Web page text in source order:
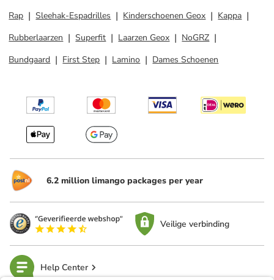
Rap
Sleehak-Espadrilles Kinderschoenen Geox
Kappa
Rubberlaarzen
Superfit Laarzen Geox
NoGRZ
Bundgaard
First Step Lamino Dames Schoenen
6.2 million limango packages per year
Veilige verbinding
Help Center